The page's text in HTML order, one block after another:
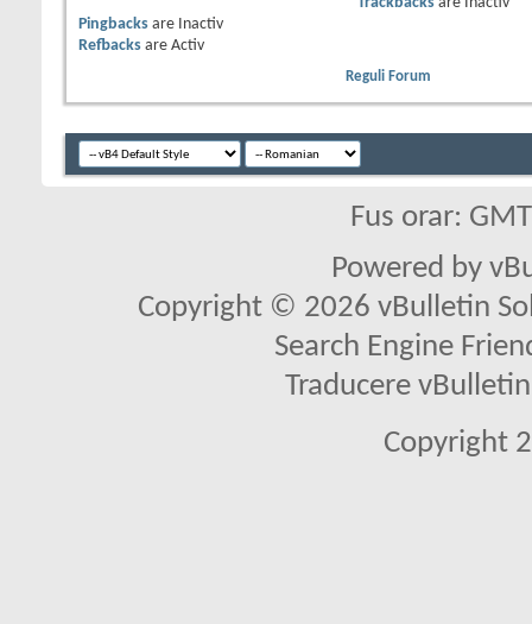
Trackbacksare
Inactiv
Pingbacks are
Inactiv
Refbacks are Activ
Reguli Forum
Fus orar:
Powered by
Copyright © 2026 vBulletin
Search Engine
Traducere
Copyright